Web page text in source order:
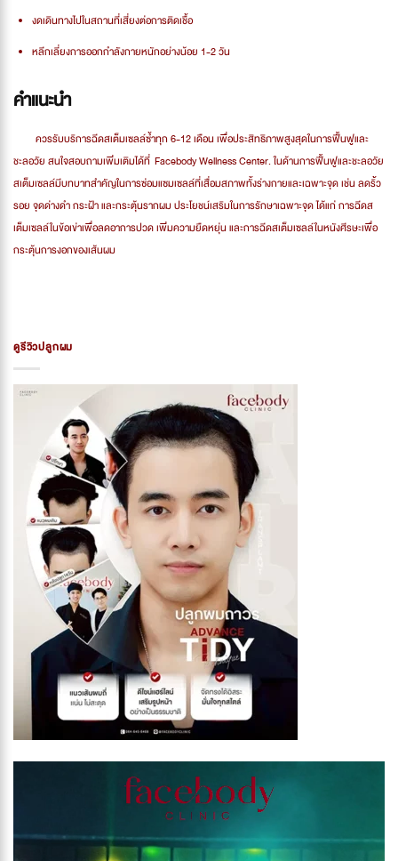
งดเดินทางไปในสถานที่เสี่ยงต่อการติดเชื้อ
หลีกเลี่ยงการออกกำลังกายหนักอย่างน้อย 1-2 วัน
คำแนะนำ
ควรรับบริการฉีดสเต็มเซลล์ซ้ำทุก 6-12 เดือน เพื่อประสิทธิภาพสูงสุดในการฟื้นฟูและ
ชะลอวัย สนใจสอบถามเพิ่มเติมได้ที่ Facebody Wellness Center. ในด้านการฟื้นฟูและชะลอวัย
สเต็มเซลล์มีบทบาทสำคัญในการซ่อมแซมเซลล์ที่เสื่อมสภาพทั้งร่างกายและเฉพาะจุด เช่น ลดริ้ว
รอย จุดด่างดำ กระฝ้า และกระตุ้นรากผม ประโยชน์เสริมในการรักษาเฉพาะจุด ได้แก่ การฉีดส
เต็มเซลล์ในข้อเข่าเพื่อลดอาการปวด เพิ่มความยืดหยุ่น และการฉีดสเต็มเซลล์ในหนังศีรษะเพื่อ
กระตุ้นการงอกของเส้นผม
ดูรีวิวปลูกผม